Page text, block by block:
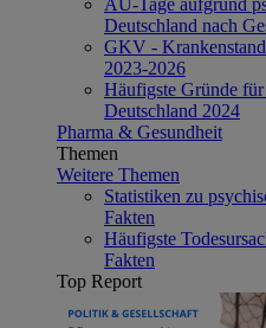
Deutschland nach
GKV -
2023-2026
Häufigste Gründe
Deutschland 2024
Pharma & Gesundheit
Themen
Weitere Themen
Statistiken zu
Fakten
Häufigste
Fakten
Top Report